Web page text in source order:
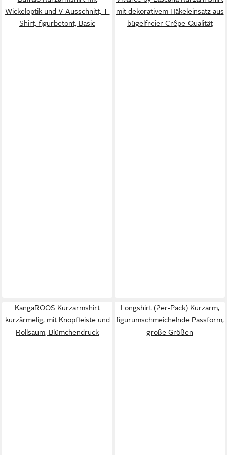
Wickeloptik und V-Ausschnitt, T-
Shirt, figurbetont, Basic
mit dekorativem Häkeleinsatz aus
bügelfreier Crêpe-Qualität
KangaROOS Kurzarmshirt
kurzärmelig, mit Knopfleiste und
Rollsaum, Blümchendruck
Longshirt (2er-Pack) Kurzarm,
figurumschmeichelnde Passform,
große Größen